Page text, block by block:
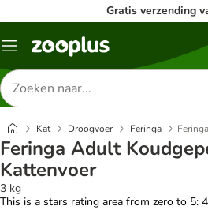
Gratis verzending
Menu
Zoeken
naar
producten
Kat Droogvoer Feringa
Feringa Adult
Kattenvoer
3 kg
This is a stars rating area from zero to 5: